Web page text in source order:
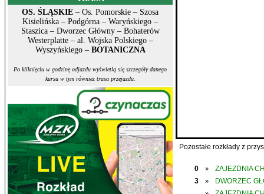
OS. ŚLĄSKIE – Os. Pomorskie – Szosa
Kisielińska – Podgórna – Waryńskiego –
Staszica – Dworzec Główny – Bohaterów
Westerplatte – al. Wojska Polskiego –
Wyszyńskiego – BOTANICZNA
Po kliknięciu w godzinę odjazdu wyświetlą się szczegóły danego
kursu w tym również trasa przejazdu.
Pozostałe rozkłady z
0 »
ZAJEZDNIA
3
» DWORZEC